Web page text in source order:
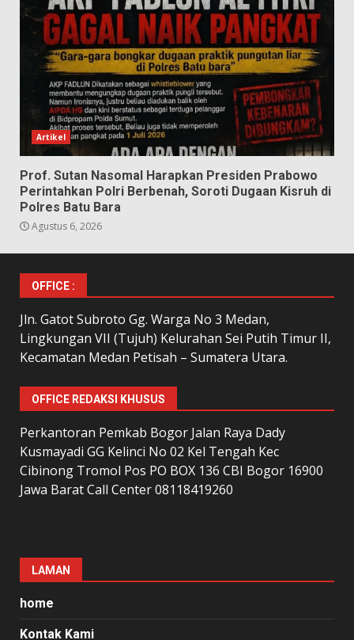
Artikel
Prof. Sutan Nasomal Harapkan Presiden Prabowo
Perintahkan Polri Berbenah, Soroti Dugaan Kisruh di
Polres Batu Bara
Agustus 6, 2026
OFFICE :
Jln. Gatot Subroto Gg. Warga No 3 Medan,
Lingkungan VII (Tujuh) Kelurahan Sei Putih Timur II,
Kecamatan Medan Petisah – Sumatera Utara.
OFFICE REDAKSI KHUSUS
Perkantoran Pemkab Bogor Jalan Raya Dady
Kusmayadi GG Kelinci No 02 Kel Tengah Kec
Cibinong Tromol Pos PO BOX 136 CBI Bogor 16900
Jawa Barat Call Center 08118419260
LAMAN
home
Kontak Kami